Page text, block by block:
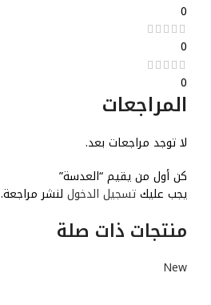
0
0
0
المراجعات
لا توجد مراجعات بعد.
كن أول من يقيم “العدسة”
يجب عليكتسجيل الدخول لنشر مراجعة.
منتجات ذات صلة
New